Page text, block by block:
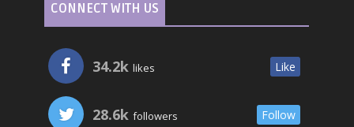
CONNECT WITH US
34.2k likes Like
28.6k followers Follow